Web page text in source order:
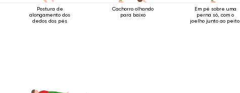
Postura de
alongamento dos
dedos dos pés
Cachorro olhando
para baixo
Em pé sobre uma
perna só, com o
joelho junto ao peito.